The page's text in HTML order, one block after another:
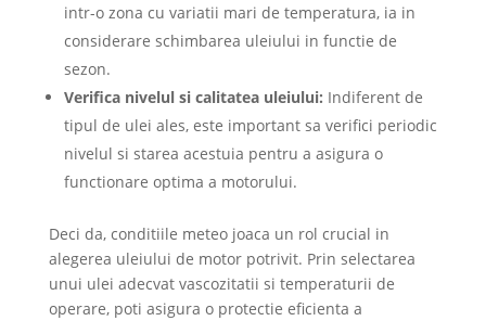
intr-o zona cu variatii mari de temperatura, ia in
considerare schimbarea uleiului in functie de
sezon.
Verifica nivelul si calitatea uleiului: Indiferent de
tipul de ulei ales, este important sa verifici periodic
nivelul si starea acestuia pentru a asigura o
functionare optima a motorului.
Deci da, conditiile meteo joaca un rol crucial in
alegerea uleiului de motor potrivit. Prin selectarea
unui ulei adecvat vascozitatii si temperaturii de
operare, poti asigura o protectie eficienta a